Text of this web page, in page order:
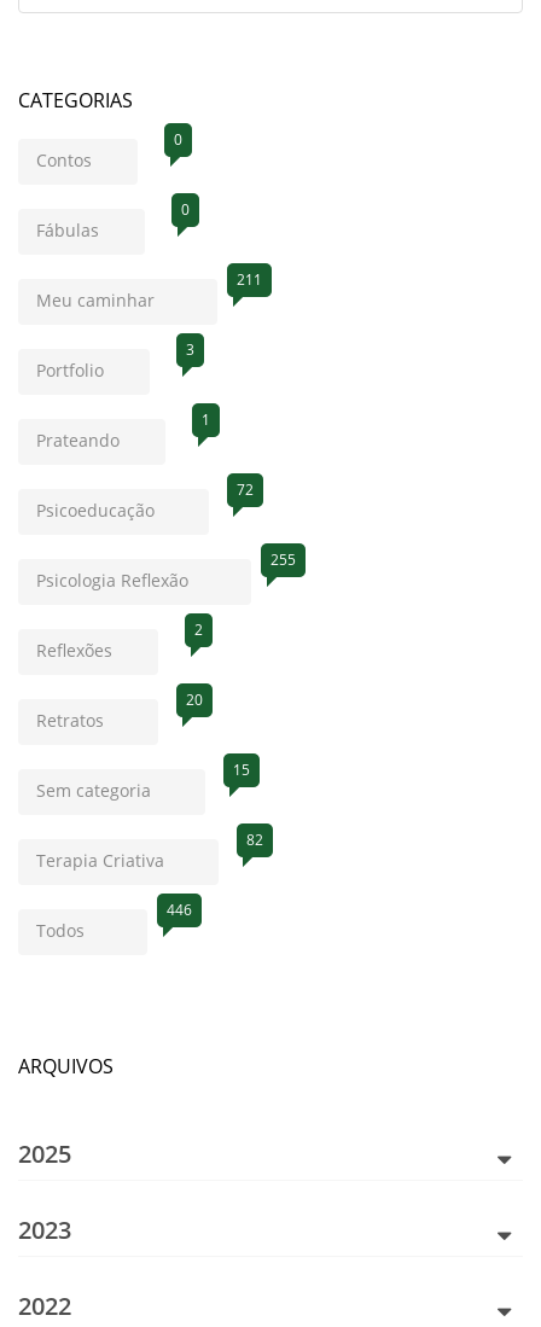
CATEGORIAS
Contos
0
Fábulas
0
Meu caminhar
211
Portfolio
3
Prateando
1
Psicoeducação
72
Psicologia Reflexão
255
Reflexões
2
Retratos
20
Sem categoria
15
Terapia Criativa
82
Todos
446
ARQUIVOS
2025
2023
2022